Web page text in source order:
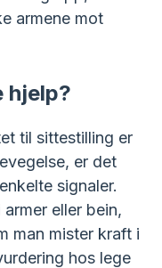
armene mot
hjelp?
til sittestilling er
er det
signaler.
eller bein,
man mister kraft i
hos lege